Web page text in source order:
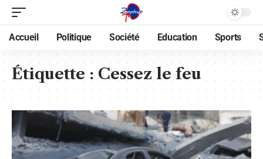
Accueil Politique Société Education Sports
Étiquette : Cessez le feu